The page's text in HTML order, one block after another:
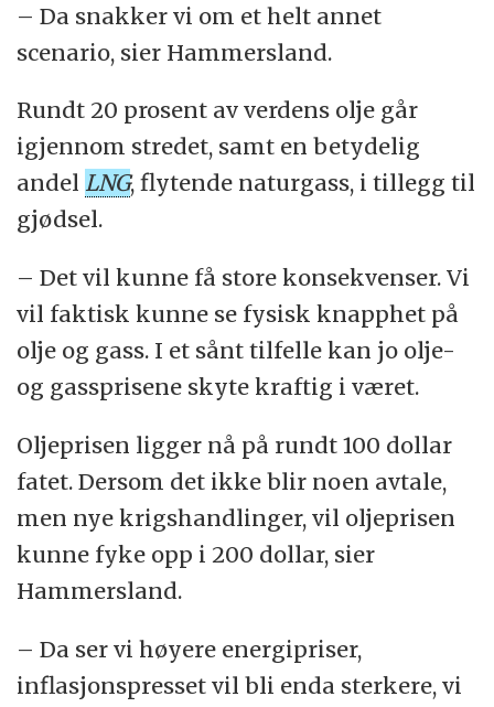
– Da snakker vi om et helt annet
scenario, sier Hammersland.
Rundt 20 prosent av verdens olje går
igjennom stredet, samt en betydelig
andel LNG, flytende naturgass, i tillegg til
gjødsel.
– Det vil kunne få store konsekvenser. Vi
vil faktisk kunne se fysisk knapphet på
olje og gass. I et sånt tilfelle kan jo olje-
og gassprisene skyte kraftig i været.
Oljeprisen ligger nå på rundt 100 dollar
fatet. Dersom det ikke blir noen avtale,
men nye krigshandlinger, vil oljeprisen
kunne fyke opp i 200 dollar, sier
Hammersland.
– Da ser vi høyere energipriser,
inflasjonspresset vil bli enda sterkere, vi